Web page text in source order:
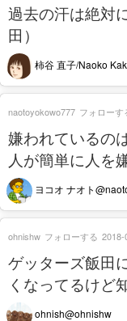
過去の汗は絶対
田）
柿谷 直子/Naoko
嫌われているの
人が簡単に人を
ヨコオ ナオト
naotoyokowo777 フォローす
ゲッターズ飯田
くなってるけど
ohnish@ohnishw
ohnishw フォローする 2018-